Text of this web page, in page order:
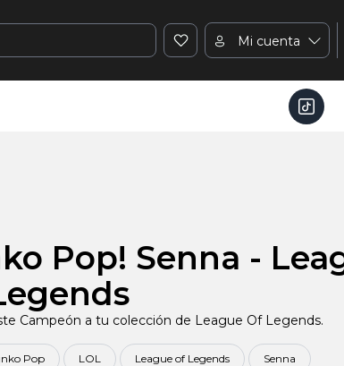
Mi cuenta
Pop! Senna -
Campeón a tu colección de League Of Legends.
Pop LOL League of Legends Senna